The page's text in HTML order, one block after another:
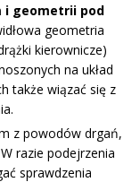
i geometrii pod
geometria
kierownicze)
na układ
także wiązać się z
z powodów drgań,
razie podejrzenia
sprawdzenia